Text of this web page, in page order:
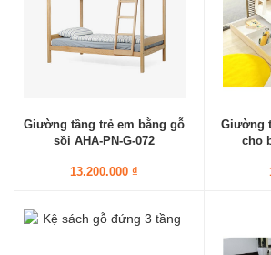
Giường tầng trẻ em bằng gỗ
sồi AHA-PN-G-072
13.200.000 ₫
Giường
cho